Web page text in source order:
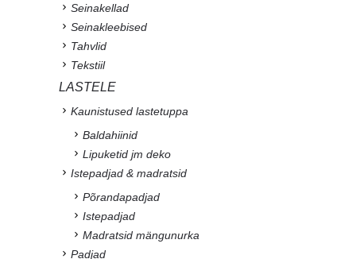
Seinakellad
Seinakleebised
Tahvlid
Tekstiil
LASTELE
Kaunistused lastetuppa
Baldahiinid
Lipuketid jm deko
Istepadjad & madratsid
Põrandapadjad
Istepadjad
Madratsid mängunurka
Padjad